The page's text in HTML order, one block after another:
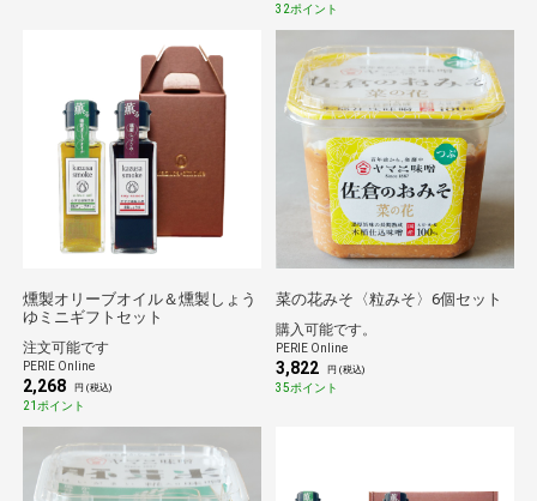
32ポイント
燻製オリーブオイル＆燻製しょう
ゆミニギフトセット
注文可能です
PERIE Online
2,268 円 (税込)
21ポイント
菜の花みそ〈粒みそ〉6個セット
購入可能です。
PERIE Online
3,822 円 (税込)
35ポイント